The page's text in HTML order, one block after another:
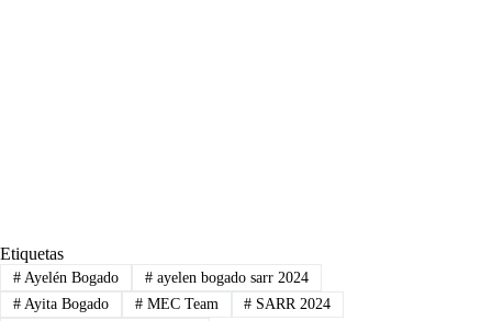
Etiquetas
#Ayelén Bogado #ayelen bogado sarr 2024
#Ayita Bogado #MEC Team # SARR 2024